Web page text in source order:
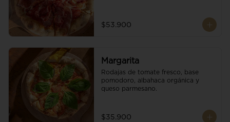
$53.900
Margarita
Rodajas de tomate fresco, base
pomodoro, albahaca orgánica y
queso parmesano.
$35.900